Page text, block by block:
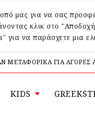
μας για να σας
κλικ στο
για να παράσχετε μια
ΜΕΤΑΦΟΡΙΚΑ ΓΙΑ ΑΓΟΡΕΣ
KIDS